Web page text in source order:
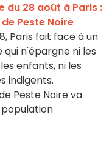
du 28 août à Paris :
Peste Noire
Paris fait face à un
n'épargne ni les
enfants, ni les
indigents.
Peste Noire va
population